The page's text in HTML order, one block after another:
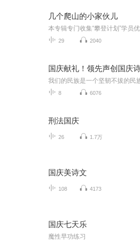
几个爬山的小家伙儿
29 2040
国庆献礼！领先声创国庆
8 6076
刑法国庆
26 1.7万
国庆美诗文
108 4173
国庆七天乐
魔性早功练习